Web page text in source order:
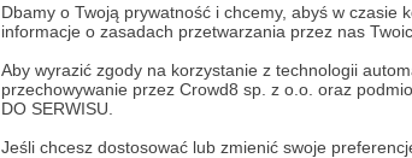
Dbamy o Twoją prywatność i chcemy, abyś w czasie
informacje o zasadach przetwarzania przez nas
Aby wyrazić zgody na korzystanie z technologii
przechowywanie przez Crowd8 sp. z o.o. oraz
DO SERWISU.
Jeśli chcesz dostosować lub zmienić swoje